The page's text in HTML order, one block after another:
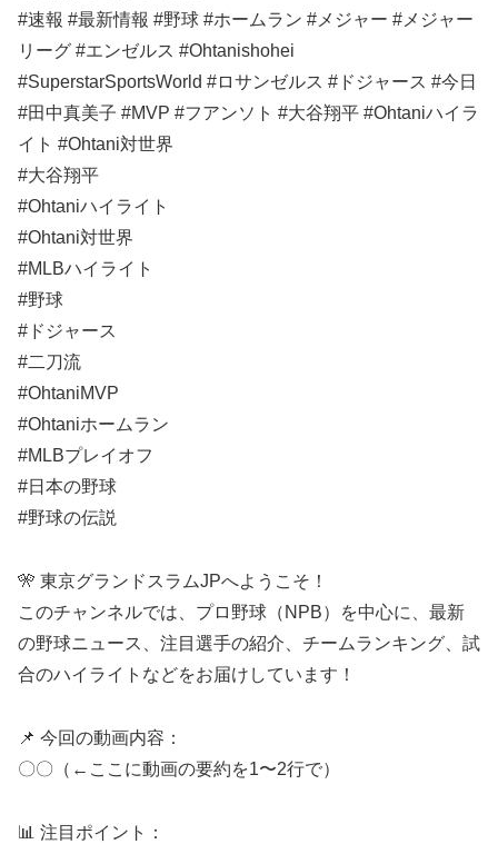
#速報 #最新情報 #野球 #ホームラン #メジャー #メジャー
リーグ #エンゼルス #Ohtanishohei
#SuperstarSportsWorld #ロサンゼルス #ドジャース #今日
#田中真美子 #MVP #フアンソト #大谷翔平 #Ohtaniハイラ
イト #Ohtani対世界
#大谷翔平
#Ohtaniハイライト
#Ohtani対世界
#MLBハイライト
#野球
#ドジャース
#二刀流
#OhtaniMVP
#Ohtaniホームラン
#MLBプレイオフ
#日本の野球
#野球の伝説
🎌 東京グランドスラムJPへようこそ！
このチャンネルでは、プロ野球（NPB）を中心に、最新
の野球ニュース、注目選手の紹介、チームランキング、試
合のハイライトなどをお届けしています！
📌 今回の動画内容：
〇〇（←ここに動画の要約を1〜2行で）
📊 注目ポイント：